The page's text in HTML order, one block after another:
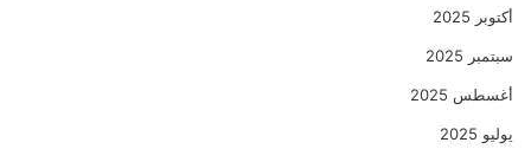
أكتوبر 2025
سبتمبر 2025
أغسطس 2025
يوليو 2025